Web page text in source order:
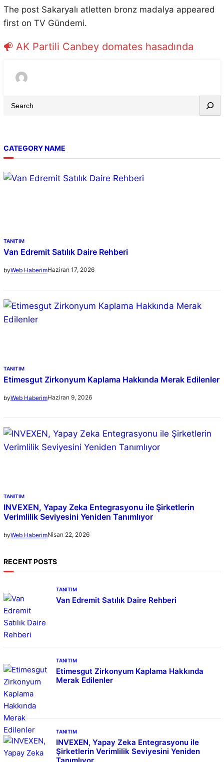
The post Sakaryalı atletten bronz madalya appeared
first on TV Gündemi.
AK Partili Canbey domates hasadında
c
h
CATEGORY NAME
TANITIM
Van Edremit Satılık Daire Rehberi
byWeb HaberimHaziran 17, 2026
TANITIM
Etimesgut Zirkonyum Kaplama Hakkında Merak Edilenler
byWeb HaberimHaziran 9, 2026
TANITIM
INVEXEN, Yapay Zeka Entegrasyonu ile Şirketlerin
Verimlilik Seviyesini Yeniden Tanımlıyor
byWeb HaberimNisan 22, 2026
RECENT POSTS
TANITIM
Van Edremit Satılık Daire Rehberi
TANITIM
Etimesgut Zirkonyum Kaplama Hakkında
Merak Edilenler
TANITIM
INVEXEN, Yapay Zeka Entegrasyonu ile
Şirketlerin Verimlilik Seviyesini Yeniden